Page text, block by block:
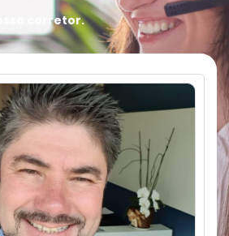
corretor.